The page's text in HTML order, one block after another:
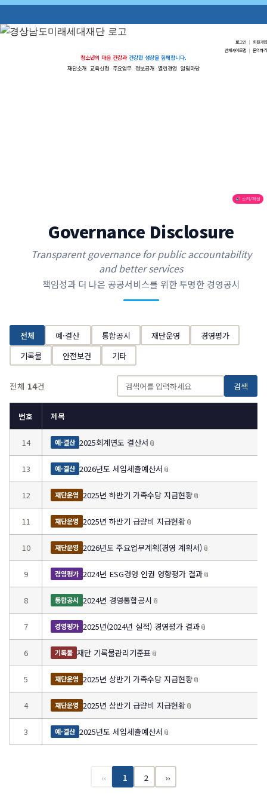
로그인 | 회원가입
전체사이트맵 | 문의하기
청소년의 마음 건강과 건강한 성장을 함께합니다.
재단소개 교육신청 주요업무 정보공개 열린경영 알림마당
🔊 소리/재생
Governance Disclosure
Transparent governance for public accountability
and better services
책임성과 더 나은 공공서비스를 위한 투명한 경영공시
전체 예·결산 통합공시 재단운영
경영평가
기록물
안전보건 기타
전체 14건 검색
번호 제목
14 예·결산 2025회계연도 결산서 📎
13 예·결산 2026년도 세입세출예산서 📎
12 재단운영 2025년 하반기 가족수당 지급현황📎
11 재단운영 2025년 하반기 급량비 지급현황📎
10 재단운영 2026년도 주요업무계획(경영 계획서)📎
9 경영평가 2024년 ESG경영 인권 영향평가 결과📎
8 통합공시 2024년 경영통합공시 📎
7 경영평가 2025년(2024년 실적) 경영평가 결과📎
6 기록물 재단 기록물관리기준표 📎
5 재단운영 2025년 상반기 가족수당 지급현황📎
4 재단운영 2025년 상반기 급량비 지급현황📎
3 예·결산 2025년도 세입세출예산서 📎
‹‹ 1 2 ››